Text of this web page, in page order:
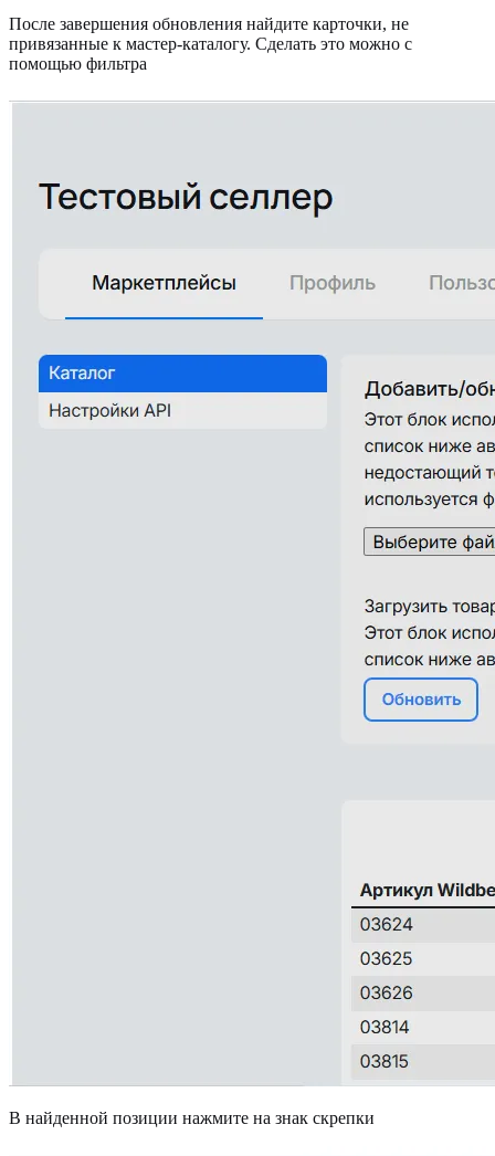
После завершения обновления найдите карточки, не
привязанные к мастер-каталогу. Сделать это можно с
помощью фильтра
В найденной позиции нажмите на знак скрепки